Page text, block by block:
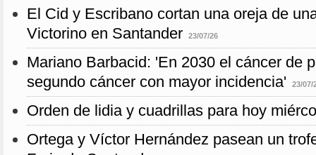
El Cid y Escribano cortan una oreja de
Victorino en Santander
23/07/26
Mariano Barbacid: 'En 2030 el cáncer de
segundo cáncer con mayor incidencia'
23/07/
Orden de lidia y cuadrillas para hoy
Ortega y Víctor Hernández pasean un